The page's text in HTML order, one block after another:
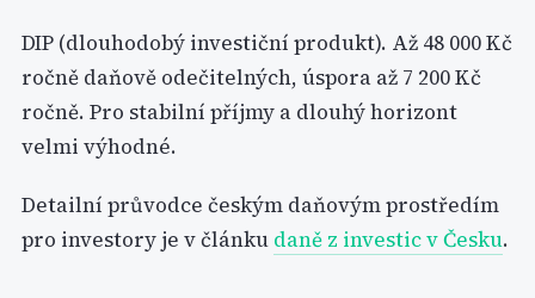
DIP (dlouhodobý investiční produkt). Až 48 000 Kč
ročně daňově odečitelných, úspora až 7 200 Kč
ročně. Pro stabilní příjmy a dlouhý horizont
velmi výhodné.
Detailní průvodce českým daňovým prostředím
pro investory je v článku daně z investic v Česku.